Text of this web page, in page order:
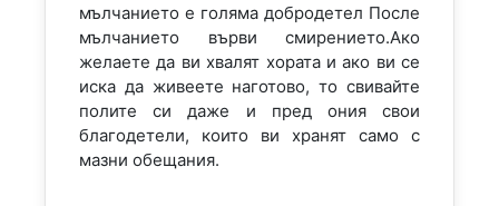
мълчанието е голяма добродетел После
мълчанието върви смирението.Ако
желаете да ви хвалят хората и ако ви се
иска да живеете наготово, то свивайте
полите си даже и пред ония свои
благодетели, които ви хранят само с
мазни обещания.